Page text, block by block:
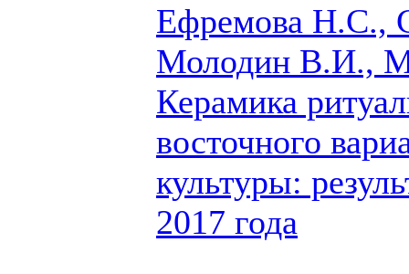
Ефремова Н.С.,
Молодин В.И.,
Керамика
восточного
культуры:
2017 года